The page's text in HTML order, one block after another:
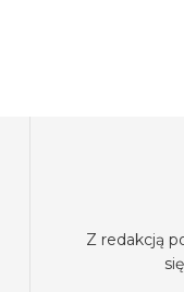
Z redakcją